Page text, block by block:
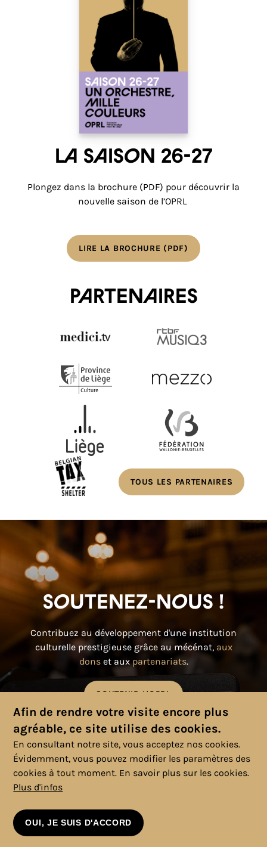
La saison 26-27
Plongez dans la brochure (PDF) pour découvrir la
nouvelle saison de l’OPRL
LIRE LA BROCHURE (PDF)
Partenaires
TOUS LES PARTENAIRES
Soutenez-nous !
Contribuez au développement d'une institution
culturelle prestigieuse grâce au mécénat, aux
dons et aux partenariats.
SOUTENIR L'OPRL
privée|Mentions légales|Conditions générales
VOIR LE CALENDRIER
Afin de rendre votre visite encore plus
agréable, ce site utilise des cookies.
En consultant notre site, vous acceptez nos cookies.
Évidemment, vous pouvez modifier les paramètres des
cookies à tout moment. En savoir plus sur les cookies.
Plus d'infos
OUI, JE SUIS D'ACCORD